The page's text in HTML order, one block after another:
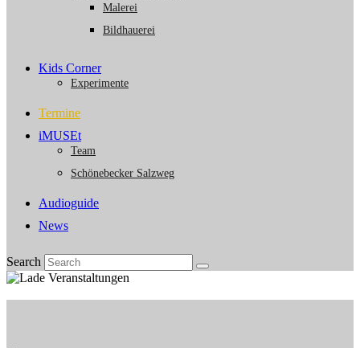
Malerei
Bildhauerei
Kids Corner
Experimente
Termine
iMUSEt
Team
Schönebecker Salzweg
Audioguide
News
Search